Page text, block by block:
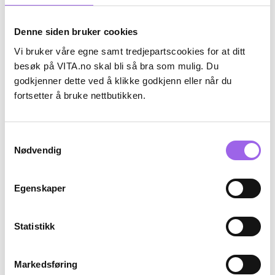
Denne siden bruker cookies
Vi bruker våre egne samt tredjepartscookies for at ditt
besøk på VITA.no skal bli så bra som mulig. Du
godkjenner dette ved å klikke godkjenn eller når du
fortsetter å bruke nettbutikken.
Nødvendig
Egenskaper
Statistikk
Markedsføring
Karakter:
(15)
4.4 av 5 mulige
På lager på Vita.no
På lager i 110 butikker